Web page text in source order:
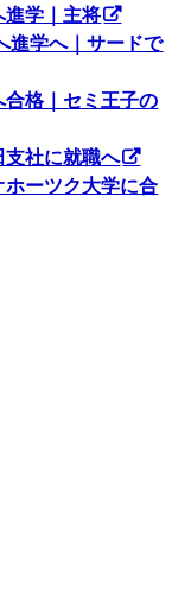
学｜主将
進学へ｜サードで
格｜セミ王子の
社に就職へ
ーツク大学に合